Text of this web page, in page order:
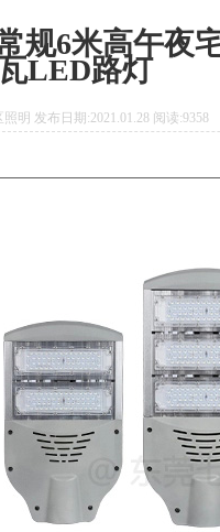
规6米高午夜
LED路灯
明 发布日期:2021.01.28 阅读:9358